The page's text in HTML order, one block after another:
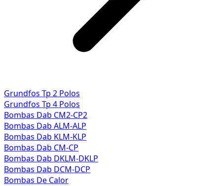
Grundfos Tp 2 Polos
Grundfos Tp 4 Polos
Bombas Dab CM2-CP2
Bombas Dab ALM-ALP
Bombas Dab KLM-KLP
Bombas Dab CM-CP
Bombas Dab DKLM-DKLP
Bombas Dab DCM-DCP
Bombas De Calor